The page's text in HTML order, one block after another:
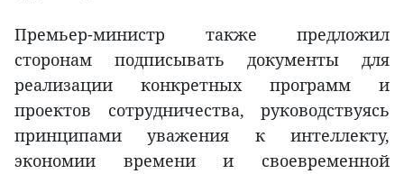
Премьер-министр также предложил
сторонам подписывать документы для
реализации конкретных программ и
проектов сотрудничества, руководствуясь
принципами уважения к интеллекту,
экономии времени и своевременной